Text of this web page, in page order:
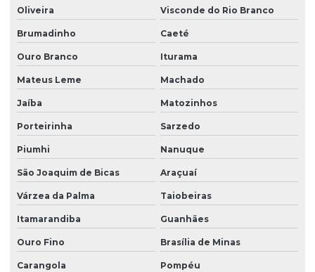
Oliveira Visconde do Rio Branco
Brumadinho Caeté
Ouro Branco Iturama
Mateus Leme Machado
Jaíba Matozinhos
Porteirinha Sarzedo
Piumhi Nanuque
São Joaquim de Bicas Araçuaí
Várzea da Palma Taiobeiras
Itamarandiba Guanhães
Ouro Fino Brasília de Minas
Carangola Pompéu